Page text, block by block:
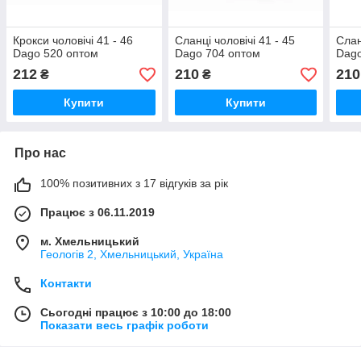
Крокси чоловічі 41 - 46
Dago 520 оптом
212 ₴
Купити
Сланці чоловічі 41 - 45
Dago 704 оптом
210₴
Купити
210
Про нас
100% позитивних з 17 відгуків за рік
Працює з 06.11.2019
м. Хмельницький
Геологів 2, Хмельницький, Україна
Контакти
Сьогодні працює з 10:00 до 18:00
Показати весь графік роботи